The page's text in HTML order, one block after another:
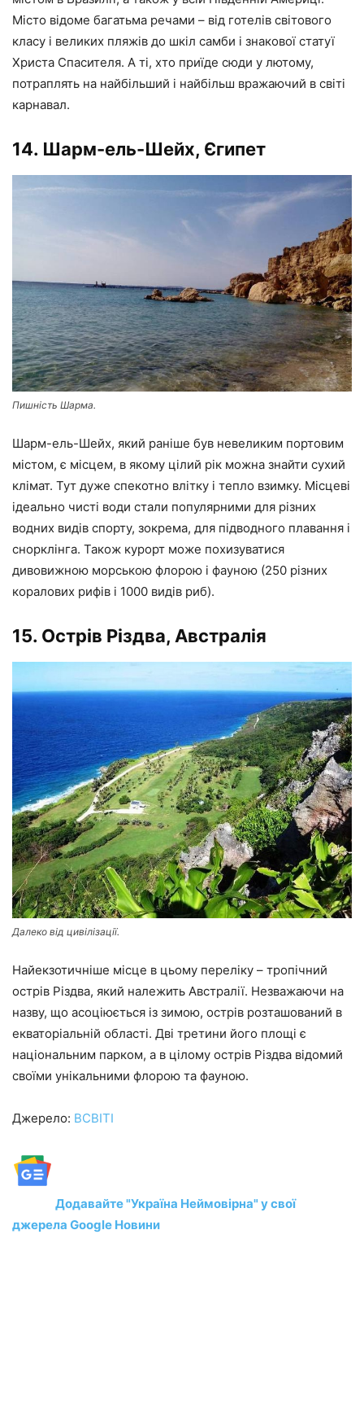
Місто відоме багатьма речами – від готелів світового
класу і великих пляжів до шкіл самби і знакової статуї
Христа Спасителя. А ті, хто приїде сюди у лютому,
потраплять на найбільший і найбільш вражаючий в світі
карнавал.
14. Шарм-ель-Шейх, Єгипет
Пишність Шарма.
Шарм-ель-Шейх, який раніше був невеликим портовим
містом, є місцем, в якому цілий рік можна знайти сухий
клімат. Тут дуже спекотно влітку і тепло взимку. Місцеві
ідеально чисті води стали популярними для різних
водних видів спорту, зокрема, для підводного плавання і
снорклінга. Також курорт може похизуватися
дивовижною морською флорою і фауною (250 різних
коралових рифів і 1000 видів риб).
15. Острів Різдва, Австралія
Далеко від цивілізації.
Найекзотичніше місце в цьому переліку – тропічний
острів Різдва, який належить Австралії. Незважаючи на
назву, що асоціюється із зимою, острів розташований в
екваторіальній області. Дві третини його площі є
національним парком, а в цілому острів Різдва відомий
своїми унікальними флорою та фауною.
Джерело: ВСВІТІ
Додавайте "Україна Неймовірна" у свої
джерела Google Новини